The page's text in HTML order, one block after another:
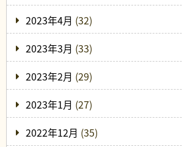
2023年4月 (32)
2023年3月 (33)
2023年2月 (29)
2023年1月 (27)
2022年12月 (35)